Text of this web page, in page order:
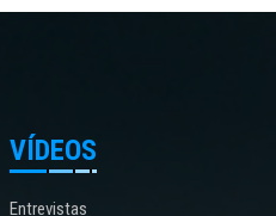
VÍDEOS
Entrevistas